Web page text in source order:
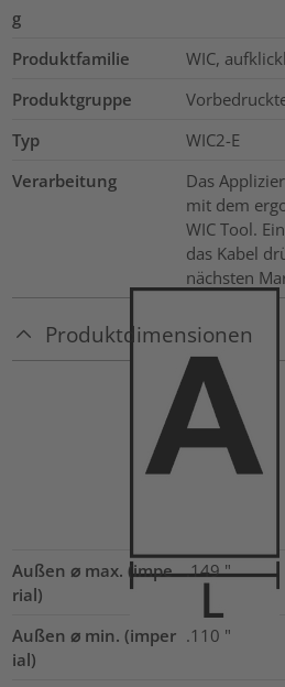
g
Produktfamilie
WIC,
Produktgruppe
Typ
WIC2-E
Verarbeitung
Das
mit dem
WIC Tool.
das Kabel
nächsten
Produktdimensionen
Außen ⌀ max. (impe
rial)
.149 "
Außen ⌀ min. (imper
ial)
.110 "